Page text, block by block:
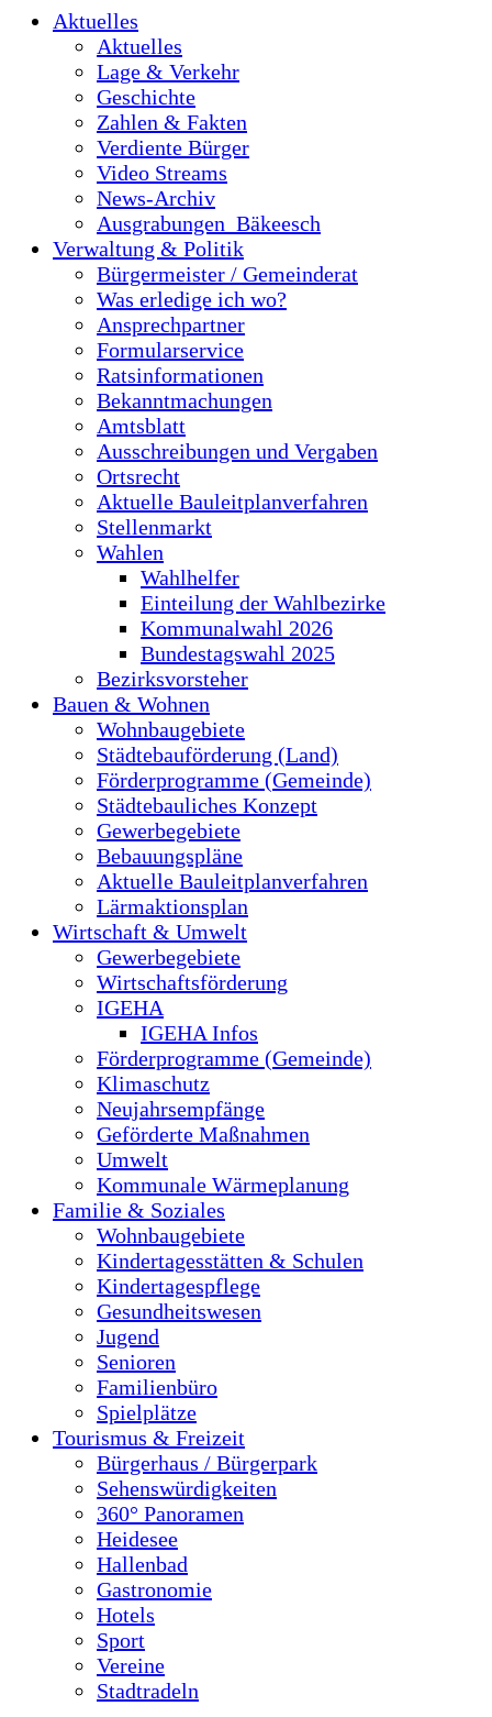
Aktuelles
Aktuelles
Lage & Verkehr
Geschichte
Zahlen & Fakten
Verdiente Bürger
Video Streams
News-Archiv
Ausgrabungen_Bäkeesch
Verwaltung & Politik
Bürgermeister / Gemeinderat
Was erledige ich wo?
Ansprechpartner
Formularservice
Ratsinformationen
Bekanntmachungen
Amtsblatt
Ausschreibungen und Vergaben
Ortsrecht
Aktuelle Bauleitplanverfahren
Stellenmarkt
Wahlen
Wahlhelfer
Einteilung der Wahlbezirke
Kommunalwahl 2026
Bundestagswahl 2025
Bezirksvorsteher
Bauen & Wohnen
Wohnbaugebiete
Städtebauförderung (Land)
Förderprogramme (Gemeinde)
Städtebauliches Konzept
Gewerbegebiete
Bebauungspläne
Aktuelle Bauleitplanverfahren
Lärmaktionsplan
Wirtschaft & Umwelt
Gewerbegebiete
Wirtschaftsförderung
IGEHA
IGEHA Infos
Förderprogramme (Gemeinde)
Klimaschutz
Neujahrsempfänge
Geförderte Maßnahmen
Umwelt
Kommunale Wärmeplanung
Familie & Soziales
Wohnbaugebiete
Kindertagesstätten & Schulen
Kindertagespflege
Gesundheitswesen
Jugend
Senioren
Familienbüro
Spielplätze
Tourismus & Freizeit
Bürgerhaus / Bürgerpark
Sehenswürdigkeiten
360° Panoramen
Heidesee
Hallenbad
Gastronomie
Hotels
Sport
Vereine
Stadtradeln